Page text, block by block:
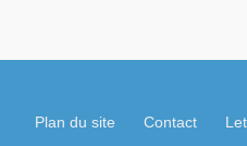
Plan du site Contact